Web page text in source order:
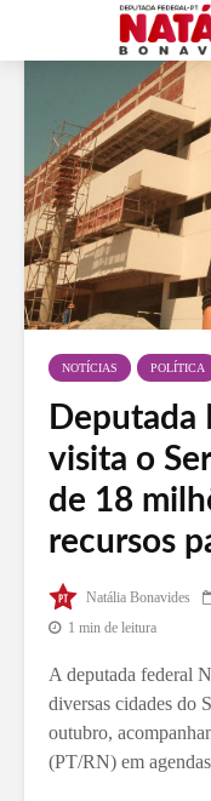
NOTÍCIAS POLÍTICA
Deputada
visita o
de 18
recursos
Natália Bonavides
1 min de leitura
A deputada federal
diversas cidades do
outubro,
(PT/RN) em